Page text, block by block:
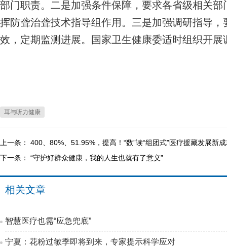
部门职责。二是加强条件保障，要求各省级相关
挥防聋治聋技术指导组作用。三是加强调研指导
效，定期监测进展。国家卫生健康委适时组织开展
耳与听力健康
上一条： 400、80%、51.95%，提高！“数”读“组团式”医疗援藏发展新
下一条： “守护好群众健康，我的人生也就有了意义”
相关文章
智慧医疗也需“应急兜底”
宁夏：花粉过敏季即将到来，专家提示科学应对